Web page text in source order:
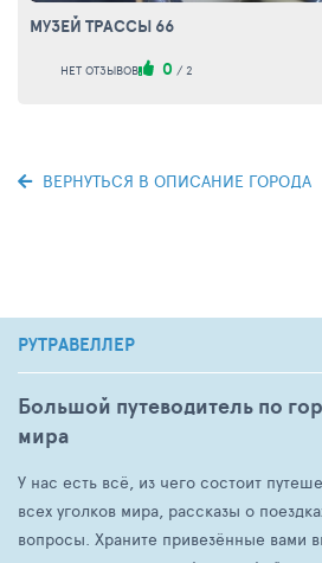
МУЗЕЙ ТРАССЫ 66
НЕТ ОТЗЫВОВ 0 / 2
ВЕРНУТЬСЯ В ОПИСАНИЕ ГОРОДА
РУТРАВЕЛЛЕР
Большой путеводитель по
мира
У нас есть всё, из чего состоит
всех уголков мира, рассказы о
вопросы. Храните привезённые вами